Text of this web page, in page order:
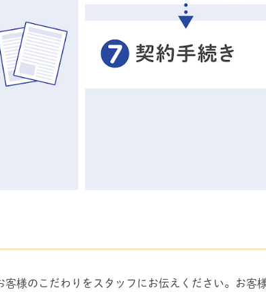
様のこだわりをスタッフにお伝えください。お客